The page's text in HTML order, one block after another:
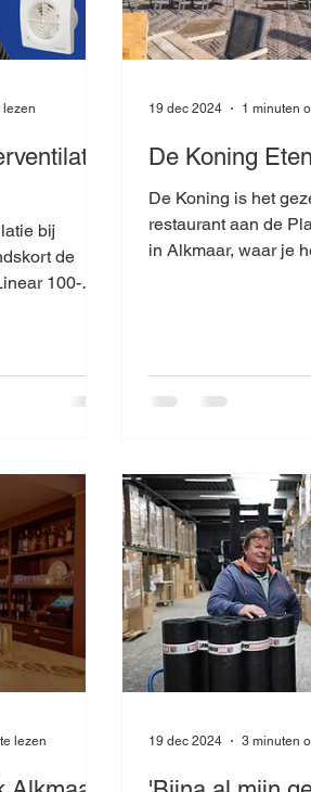
bij
de
100-
lezen
De Koning
De Koning is het
restaurant aan de
in Alkmaar, waar je
19 dec 2024 1 minuten
lezen 19 dec 2024 3 minuten